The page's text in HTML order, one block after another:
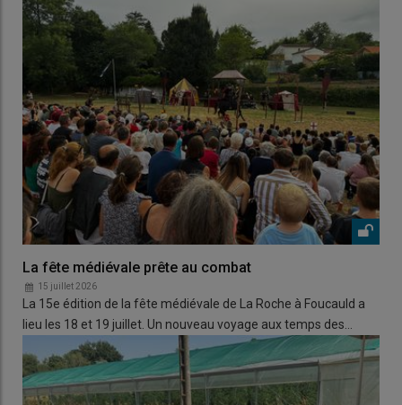
La fête médiévale prête au combat
15 juillet 2026
La 15e édition de la fête médiévale de La Roche à Foucauld a
lieu les 18 et 19 juillet. Un nouveau voyage aux temps des…